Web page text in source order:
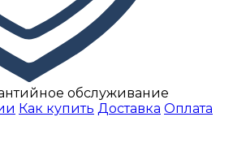
обслуживание
Как купить Доставка Оплата